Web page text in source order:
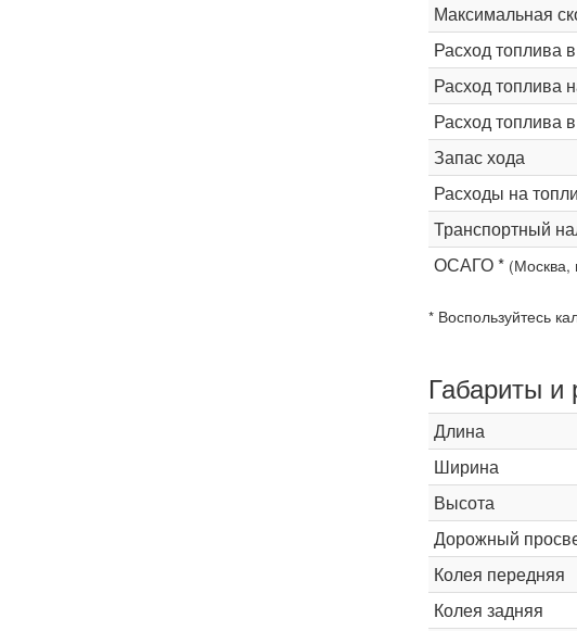
Максимальная
Расход топлива
Расход топлива
Расход топлива
Запас хода
Расходы на
Транспортный
ОСАГО * (Москва,
* Воспользуйтесь
Габариты и
Длина
Ширина
Высота
Дорожный
Колея передняя
Колея задняя